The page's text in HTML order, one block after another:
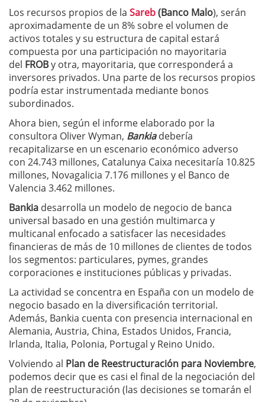
Los recursos propios de la Sareb(Banco Malo), serán
aproximadamente de un 8% sobre el volumen de
activos totales y su estructura de capital estará
compuesta por una participación no mayoritaria
del FROBy otra, mayoritaria, que corresponderá a
inversores privados. Una parte de los recursos propios
podría estar instrumentada mediante bonos
subordinados.
Ahora bien, según el informe elaborado por la
consultora Oliver Wyman, Bankiadebería
recapitalizarse en un escenario económico adverso
con 24.743 millones, Catalunya Caixa necesitaría 10.825
millones, Novagalicia 7.176 millones y el Banco de
Valencia 3.462 millones.
Bankia desarrolla un modelo de negocio de banca
universal basado en una gestión multimarca y
multicanal enfocado a satisfacer las necesidades
financieras de más de 10 millones de clientes de todos
los segmentos: particulares, pymes, grandes
corporaciones e instituciones públicas y privadas.
La actividad se concentra en España con un modelo de
negocio basado en la diversificación territorial.
Además, Bankia cuenta con presencia internacional en
Alemania, Austria, China, Estados Unidos, Francia,
Irlanda, Italia, Polonia, Portugal y Reino Unido.
Volviendo al Plan de Reestructuración para Noviembre,
podemos decir que es casi el final de la negociación del
plan de reestructuración (las decisiones se tomarán el